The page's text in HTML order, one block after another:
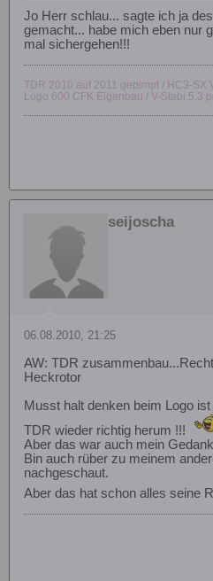
Jo Herr schlau... sagte ich ja
gemacht... habe mich eben nur
mal sichergehen!!!
TDR 2010 auf 2011 gepimpt / HC3-SX
Logo 600 CFK Eigenbau / V-Stabi.5.3
seijoscha
06.08.2010, 21:25
AW: TDR
Heckrotor
Musst halt denken beim Logo
TDR wieder richtig herum !!!
Aber das war auch mein
Bin auch rüber zu meinem
nachgeschaut.
Aber das hat schon alles seine